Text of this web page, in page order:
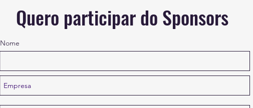
Quero participar do Sponsors
Nome